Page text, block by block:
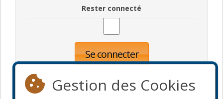
Rester connecté
Se connecter
Gestion des Cookies